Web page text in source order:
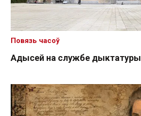
Адысей на службе дыктатуры
Повязь часоў